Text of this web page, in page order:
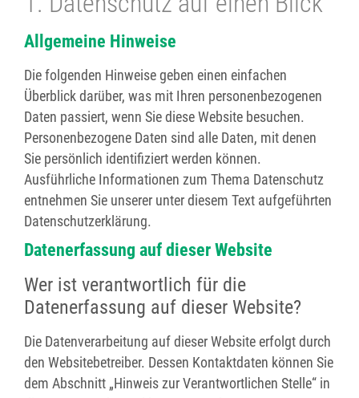
Allgemeine Hinweise
Die folgenden Hinweise geben einen einfachen
Überblick darüber, was mit Ihren personenbezogenen
Daten passiert, wenn Sie diese Website besuchen.
Personenbezogene Daten sind alle Daten, mit denen
Sie persönlich identifiziert werden können.
Ausführliche Informationen zum Thema Datenschutz
entnehmen Sie unserer unter diesem Text aufgeführten
Datenschutzerklärung.
Datenerfassung auf dieser Website
Wer ist verantwortlich für die
Datenerfassung auf dieser Website?
Die Datenverarbeitung auf dieser Website erfolgt durch
den Websitebetreiber. Dessen Kontaktdaten können Sie
dem Abschnitt „Hinweis zur Verantwortlichen Stelle“ in